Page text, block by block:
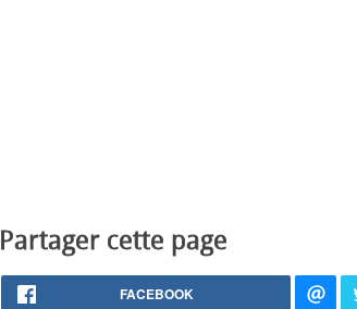
Partager cette page
FACEBOOK